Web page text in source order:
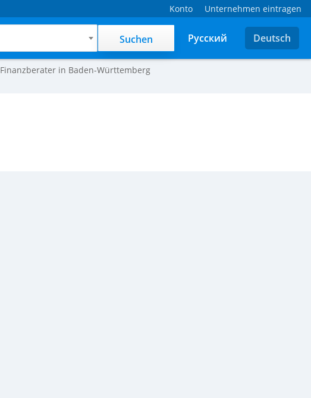
Konto Unternehmen eintragen
Suchen Русский Deutsch
Finanzberater in Baden-Württemberg